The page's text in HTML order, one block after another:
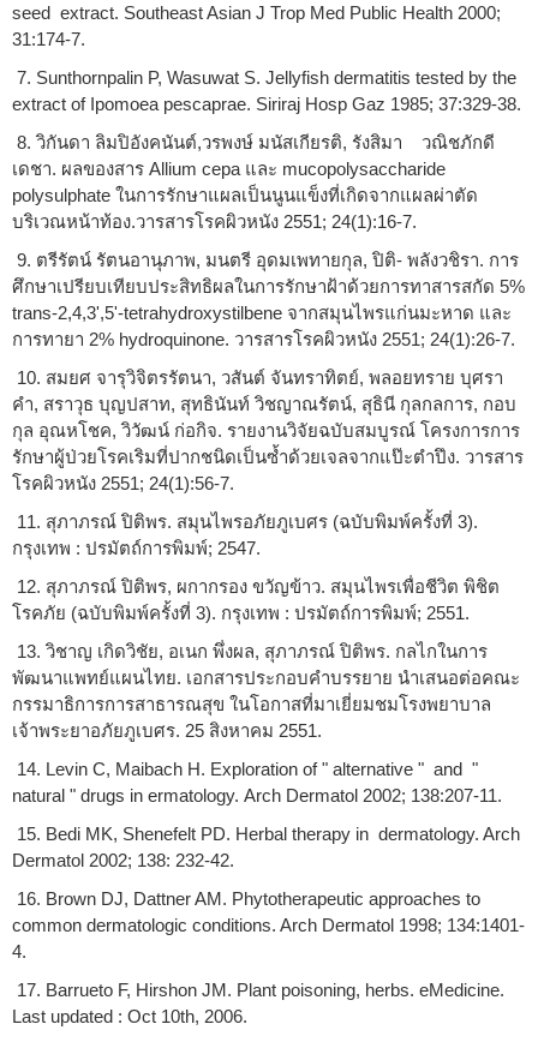
seed extract. Southeast Asian J Trop Med Public Health 2000;
31:174-7.
7. Sunthornpalin P, Wasuwat S. Jellyfish dermatitis tested by the
extract of Ipomoea pescaprae. Siriraj Hosp Gaz 1985; 37:329-38.
8. วิกันดา ลิมปิอังคนันต์,วรพงษ์ มนัสเกียรติ, รังสิมา วณิชภักดี
เดชา. ผลของสาร Allium cepa และ mucopolysaccharide
polysulphate ในการรักษาแผลเป็นนูนแข็งที่เกิดจากแผลผ่าตัด
บริเวณหน้าท้อง.วารสารโรคผิวหนัง 2551; 24(1):16-7.
9. ตรีรัตน์ รัตนอานุภาพ, มนตรี อุดมเพทายกุล, ปิติ- พลังวชิรา. การ
ศึกษาเปรียบเทียบประสิทธิผลในการรักษาฝ้าด้วยการทาสารสกัด 5%
trans-2,4,3',5'-tetrahydroxystilbene จากสมุนไพรแก่นมะหาด และ
การทายา 2% hydroquinone. วารสารโรคผิวหนัง 2551; 24(1):26-7.
10. สมยศ จารุวิจิตรรัตนา, วสันต์ จันทราทิตย์, พลอยทราย บุศรา
คำ, สราวุธ บุญปสาท, สุทธินันท์ วิชญาณรัตน์, สุธินี กุลกลการ, กอบ
กุล อุณหโชค, วิวัฒน์ ก่อกิจ. รายงานวิจัยฉบับสมบูรณ์ โครงการการ
รักษาผู้ป่วยโรคเริมที่ปากชนิดเป็นซ้ำด้วยเจลจากแป๊ะตำปึง. วารสาร
โรคผิวหนัง 2551; 24(1):56-7.
11. สุภาภรณ์ ปิติพร. สมุนไพรอภัยภูเบศร (ฉบับพิมพ์ครั้งที่ 3).
กรุงเทพ : ปรมัตถ์การพิมพ์; 2547.
12. สุภาภรณ์ ปิติพร, ผกากรอง ขวัญข้าว. สมุนไพรเพื่อชีวิต พิชิต
โรคภัย (ฉบับพิมพ์ครั้งที่ 3). กรุงเทพ : ปรมัตถ์การพิมพ์; 2551.
13. วิชาญ เกิดวิชัย, อเนก พึ่งผล, สุภาภรณ์ ปิติพร. กลไกในการ
พัฒนาแพทย์แผนไทย. เอกสารประกอบคำบรรยาย นำเสนอต่อคณะ
กรรมาธิการการสาธารณสุข ในโอกาสที่มาเยี่ยมชมโรงพยาบาล
เจ้าพระยาอภัยภูเบศร. 25 สิงหาคม 2551.
14. Levin C, Maibach H. Exploration of " alternative " and "
natural " drugs in ermatology. Arch Dermatol 2002; 138:207-11.
15. Bedi MK, Shenefelt PD. Herbal therapy in dermatology. Arch
Dermatol 2002; 138: 232-42.
16. Brown DJ, Dattner AM. Phytotherapeutic approaches to
common dermatologic conditions. Arch Dermatol 1998; 134:1401-
4.
17. Barrueto F, Hirshon JM. Plant poisoning, herbs. eMedicine.
Last updated : Oct 10th, 2006.